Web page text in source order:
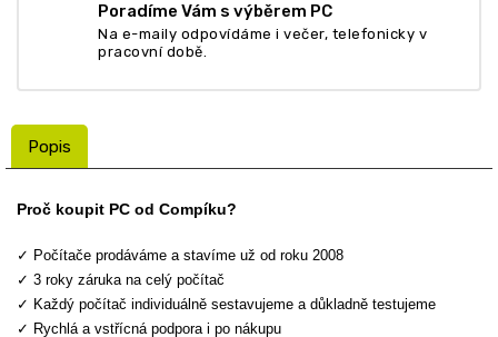
Poradíme Vám s výběrem PC
Na e-maily odpovídáme i večer, telefonicky v
pracovní době.
Popis
Proč koupit PC od Compíku?
✓ Počítače prodáváme a stavíme už od roku 2008
✓ 3 roky záruka na celý počítač
✓ Každý počítač individuálně sestavujeme a důkladně testujeme
✓ Rychlá a vstřícná podpora i po nákupu